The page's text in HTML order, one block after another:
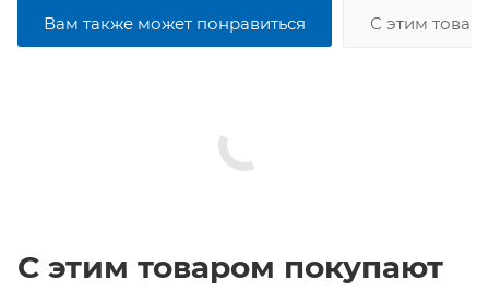
Вам также может понравиться С этим
С этим товаром покупают